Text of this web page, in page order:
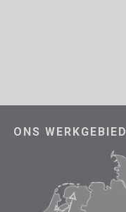
ONS WERKGEBIED